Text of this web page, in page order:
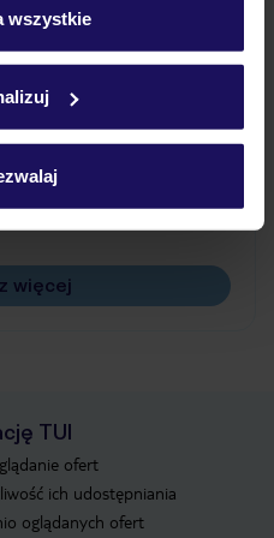
cookie znajdziesz
wszystkie
TUI?
więcej
TUI
ofert
ich udostępniania
oglądanych ofert